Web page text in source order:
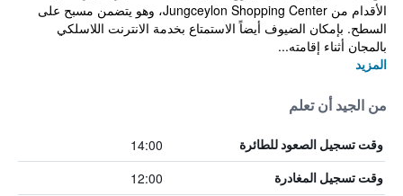
الأقدام من Jungceylon Shopping Center، وهو يتضمن مسبح على
السطح. بإمكان الضيوف أيضاً الاستمتاع بخدمة الانترنت اللاسلكي
بالمجان أثناء إقامته...
المزيد
من الجيد أن تعلم
وقت تسجيل الصعود للطائرة 14:00
وقت تسجيل المغادرة 12:00